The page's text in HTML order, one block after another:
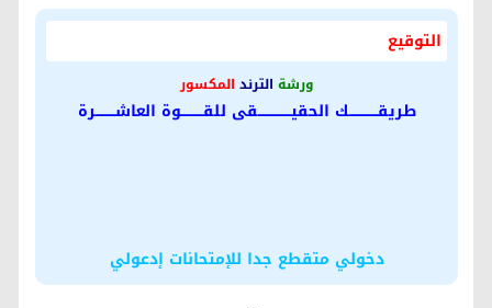
التوقيع
ورشة الترند المكسور
طريقـــــــــــــك الحقيـــــــــــــــقى للقــــــــــوة العاشـــــــــرة
دخولي متقطع جدا للإمتحانات إدعولي